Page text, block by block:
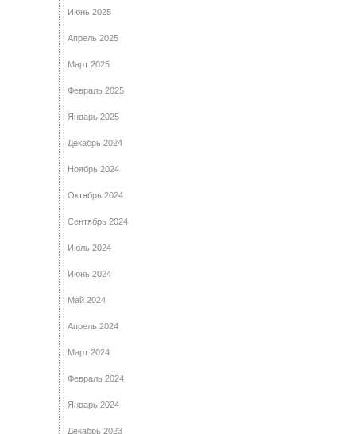
Июнь 2025
Апрель 2025
Март 2025
Февраль 2025
Январь 2025
Декабрь 2024
Ноябрь 2024
Октябрь 2024
Сентябрь 2024
Июль 2024
Июнь 2024
Май 2024
Апрель 2024
Март 2024
Февраль 2024
Январь 2024
Декабрь 2023